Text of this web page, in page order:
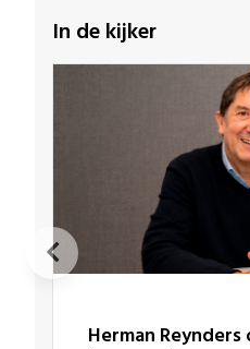
In de kijker
Herman Reynders over TALim: